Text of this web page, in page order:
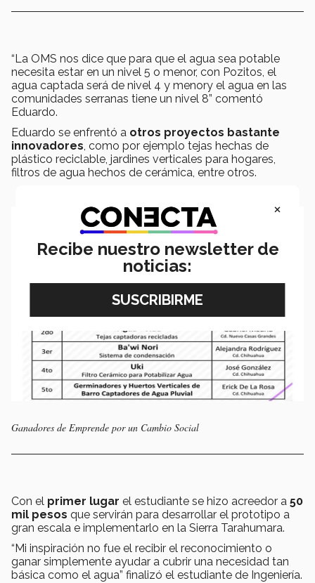
“La OMS nos dice que para que el agua sea potable
necesita estar en un nivel 5 o menor, con Pozitos, el
agua captada será de nivel 4 y menory el agua en las
comunidades serranas tiene un nivel 8” comentó
Eduardo.
Eduardo se enfrentó a otros proyectos bastante
innovadores , como por ejemplo tejas hechas de
plástico reciclable, jardines verticales para hogares,
filtros de agua hechos de cerámica, entre otros.
Ganadores de Emprende por un Cambio Social
Con el primer lugar el estudiante se hizo acreedor a 50
mil pesos que servirán para desarrollar el prototipo a
gran escala e implementarlo en la Sierra Tarahumara.
“Mi inspiración no fue el recibir el reconocimiento o
ganar simplemente ayudar a cubrir una necesidad tan
básica como el agua” finalizó el estudiante de Ingeniería.
×
Recibe nuestro newsletter de
noticias: